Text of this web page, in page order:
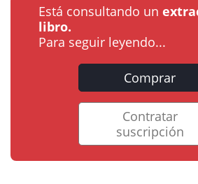
Está consultando un
libro.
Para seguir leyendo...
Comprar
Contratar
suscripción